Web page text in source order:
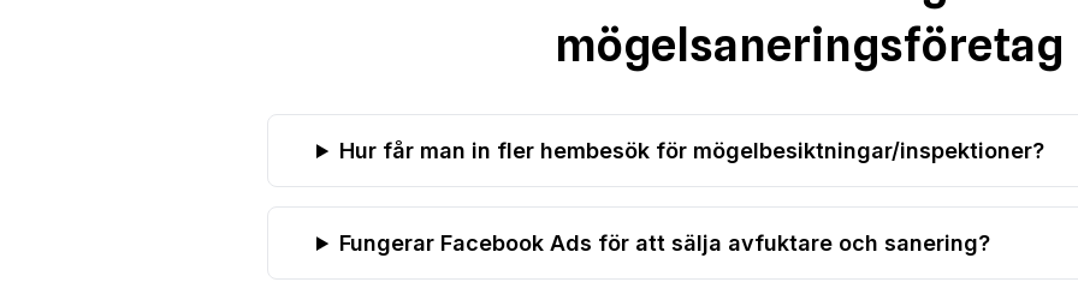
mögelsaneringsföretag
Hur får man in fler hembesök för mögelbesiktningar/inspektioner?
Fungerar Facebook Ads för att sälja avfuktare och sanering?